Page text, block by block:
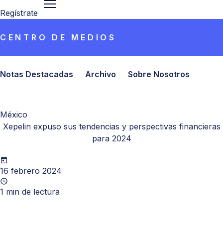
Regístrate
CENTRO DE MEDIOS
Notas Destacadas Archivo Sobre Nosotros
México
Xepelin expuso sus tendencias y perspectivas financieras
para 2024
16 febrero 2024
1 min de lectura